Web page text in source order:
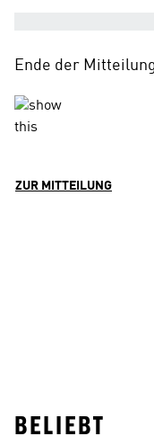
Ende der
ZUR MITTEILUNG
BELIEBT